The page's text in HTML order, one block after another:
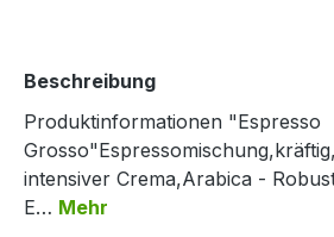
Beschreibung
Produktinformationen "Espresso
intensiver Crema,Arabica -
E… Mehr